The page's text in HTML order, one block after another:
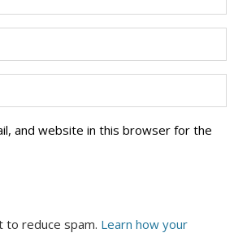
and website in this browser for the
to reduce spam. Learn how your